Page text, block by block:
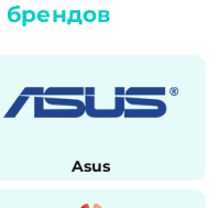
брендов
Asus